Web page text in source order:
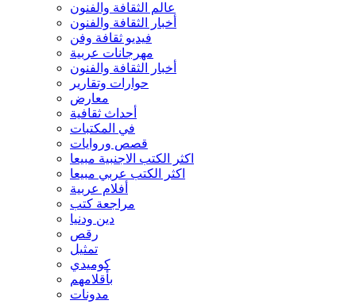
عالم الثقافة والفنون
أخبار الثقافة والفنون
فيديو ثقافة وفن
مهرجانات عربية
أخبار الثقافة والفنون
حوارات وتقارير
معارض
أحداث ثقافية
في المكتبات
قصص وروايات
اكثر الكتب الاجنبية مبيعا
اكثر الكتب عربي مبيعا
أفلام عربية
مراجعة كتب
دين ودنيا
رقص
تمثيل
كوميدي
بأقلامهم
مدونات